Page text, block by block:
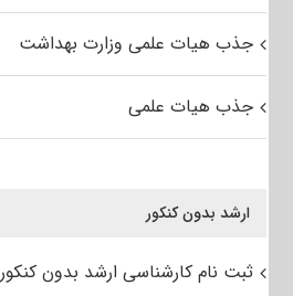
جذب هیات علمی وزارت بهداشت
جذب هیات علمی
ارشد بدون کنکور
ثبت نام کارشناسی ارشد بدون کنکور